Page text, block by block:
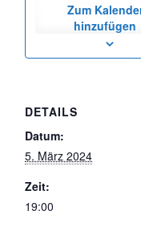
Zum
hinzufügen
DETAILS
Datum:
5. März 2024
Zeit:
19:00